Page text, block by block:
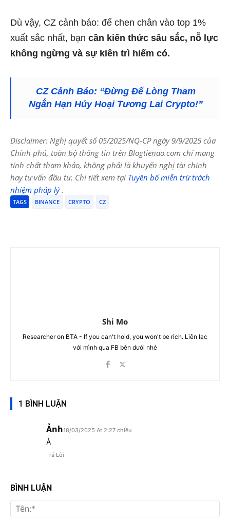
Dù vậy, CZ cảnh báo: để chen chân vào top 1%
xuất sắc nhất, bạn cần kiến thức sâu sắc, nỗ lực
không ngừng và sự kiên trì hiếm có.
CZ Cảnh Báo: “Đừng Để Lòng Tham
Ngắn Hạn Hủy Hoại Tương Lai Crypto!”
Disclaimer: Nghị quyết số 05/2025/NQ-CP ngày 9/9/2025 của
Chính phủ, toàn bộ thông tin trên Blogtienao.com chỉ mang
tính chất tham khảo, không phải là khuyến nghị tài chính
hay tư vấn đầu tư. Chi tiết xem tại Tuyên bố miễn trừ trách
nhiệm pháp lý.
TAGS BINANCE CRYPTO CZ
Shi Mo
Researcher on BTA - If you can't hold, you won't be rich. Liên lạc
với mình qua FB bên dưới nhé
1 BÌNH LUẬN
Ảnh18/03/2025 At 2:27 chiều
À
Trả Lời
BÌNH LUẬN